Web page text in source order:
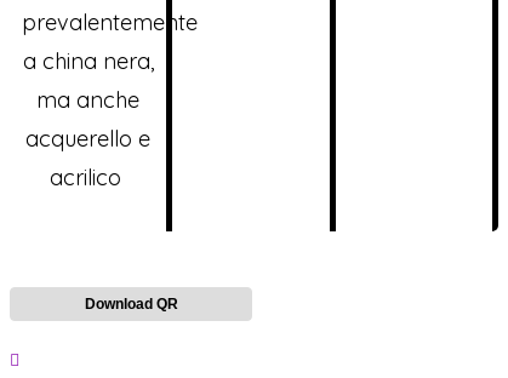
prevalentemente
a china nera,
ma anche
acquerello e
acrilico
Download QR